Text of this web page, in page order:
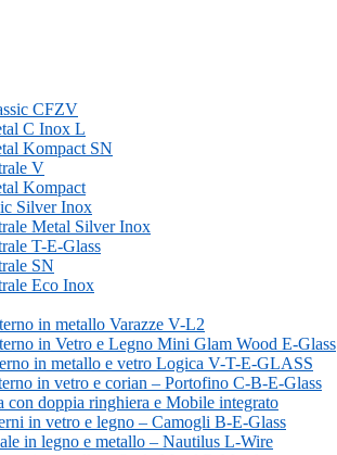
CFZV
C Inox L
Kompact SN
V
Kompact
Silver Inox
Metal Silver Inox
T-E-Glass
SN
Eco Inox
in metallo Varazze V-L2
in Vetro e Legno Mini Glam Wood E-Glass
in metallo e vetro Logica V-T-E-GLASS
in vetro e corian – Portofino C-B-E-Glass
con doppia ringhiera e Mobile integrato
in vetro e legno – Camogli B-E-Glass
in legno e metallo – Nautilus L-Wire